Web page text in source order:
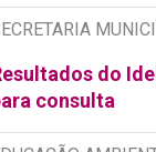
do
consulta